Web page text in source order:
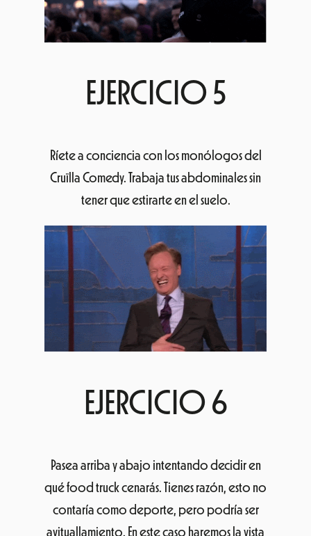
EJERCICIO 5
Ríete a conciencia con los monólogos del
Cruïlla Comedy. Trabaja tus abdominales sin
tener que estirarte en el suelo.
EJERCICIO 6
Pasea arriba y abajo intentando decidir en
qué food truck cenarás. Tienes razón, esto no
contaría como deporte, pero podría ser
avituallamiento. En este caso haremos la vista